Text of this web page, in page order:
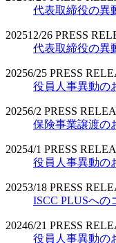
代表取締役の異
202512/26 PRESS
代表取締役の異
20256/25 PRESS
役員人事異動の
20256/2 PRESS
保険事業譲渡の
20254/1 PRESS
役員人事異動の
20253/18 PRESS
ISCC PLUSへの
20246/21 PRESS
役員人事異動の